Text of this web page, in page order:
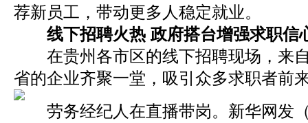
荐新员工，带动更多人稳定就业。
线下招聘火热 政府搭台增强求职信
在贵州各市区的线下招聘现场，来
省的企业齐聚一堂，吸引众多求职者前
劳务经纪人在直播带岗。新华网发